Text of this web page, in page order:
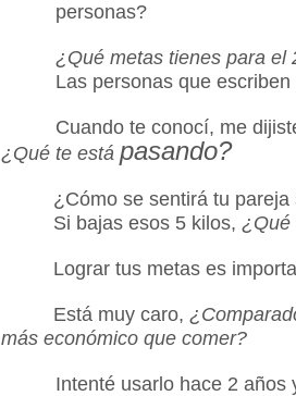
personas?
¿Qué metas tienes para
Las personas que
Cuando te conocí, me
¿Qué te está pasando?
¿Cómo se sentirá tu
Si bajas esos 5 kilos, ¿Qué
Lograr tus metas es
Está muy caro,
más económico que comer?
Intenté usarlo hace 2 años y